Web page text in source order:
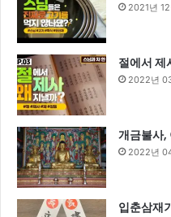
2021년
절에서 제
2022년
개금불사,
2022년
입춘삼재